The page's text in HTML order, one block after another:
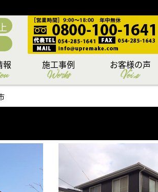
報
解決
格＆
断
補助
流れ
ムも
ョン
施工事例
Works
お客様の声
Voice